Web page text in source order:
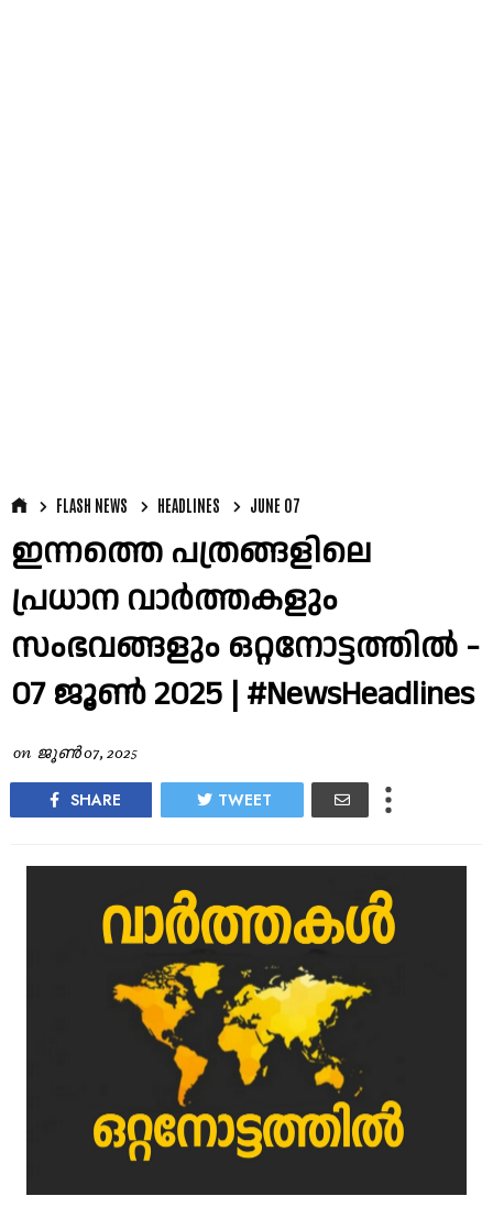
FLASH NEWS HEADLINES JUNE 07
ഇന്നത്തെ പത്രങ്ങളിലെ
പ്രധാന വാർത്തകളും
സംഭവങ്ങളും ഒറ്റനോട്ടത്തിൽ -
07 ജൂൺ 2025 | #NewsHeadlines
on ജൂൺ 07, 2025
SHARE TWEET